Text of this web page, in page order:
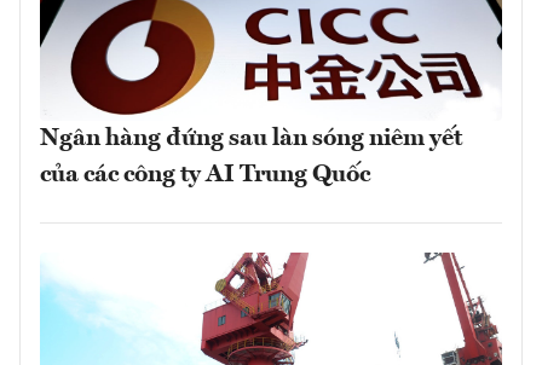
Ngân hàng đứng sau làn sóng niêm yết
của các công ty AI Trung Quốc